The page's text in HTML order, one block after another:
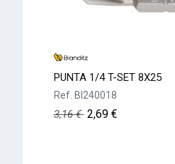
PUNTA 1/4 T-SET 8X25
Ref. BI240018
3,16€ 2,69€